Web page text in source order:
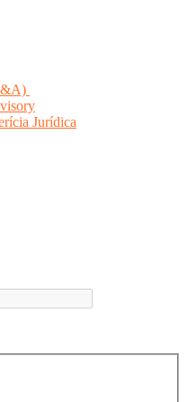
Jurídica